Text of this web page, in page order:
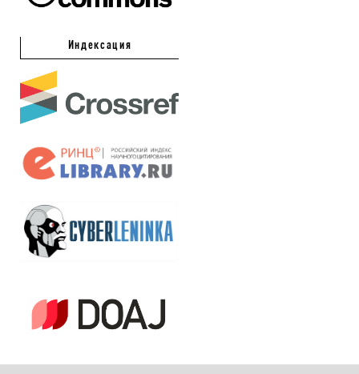
Индексация